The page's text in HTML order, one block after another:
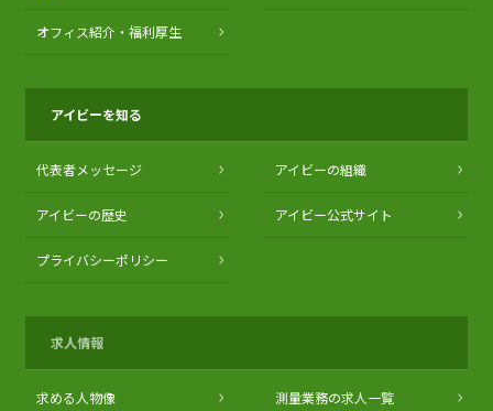
オフィス紹介・福利厚生
アイビーを知る
代表者メッセージ アイビーの組織
アイビーの歴史 アイビー公式サイト
プライバシーポリシー
求人情報
求める人物像 測量業務の求人一覧